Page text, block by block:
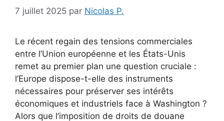
7 juillet 2025 par Nicolas P.
Le récent regain des tensions commerciales
entre l’Union européenne et les États-Unis
remet au premier plan une question cruciale :
l’Europe dispose-t-elle des instruments
nécessaires pour préserver ses intérêts
économiques et industriels face à Washington ?
Alors que l’imposition de droits de douane